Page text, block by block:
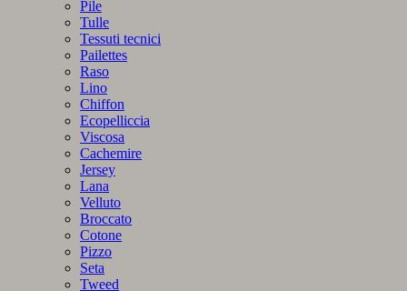
Pile
Tulle
Tessuti tecnici
Pailettes
Raso
Lino
Chiffon
Ecopelliccia
Viscosa
Cachemire
Jersey
Lana
Velluto
Broccato
Cotone
Pizzo
Seta
Tweed